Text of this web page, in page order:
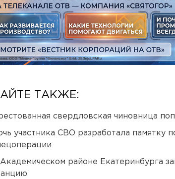
ТАКЖЕ:
свердловская чиновница
участника СВО разработала памятку
районе Екатеринбурга